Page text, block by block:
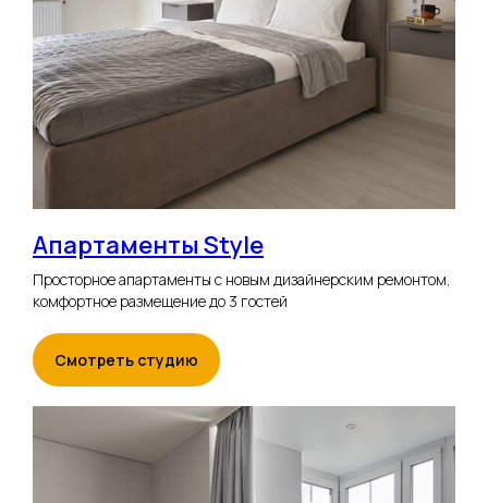
Апартаменты Style
Просторное апартаменты с новым дизайнерским ремонтом,
комфортное размещение до 3 гостей
Смотреть студию